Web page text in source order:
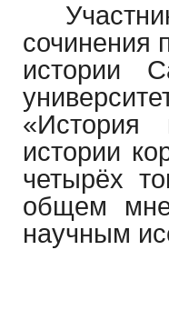
сочинения
истории
«История
истории
четырёх
общем
научным